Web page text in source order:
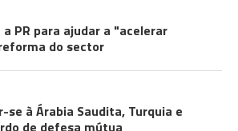
PR para ajudar a "acelerar
do sector
à Árabia Saudita, Turquia e
de defesa mútua